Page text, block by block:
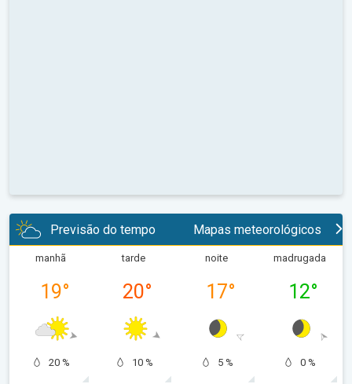
Previsão do tempo Mapas meteorológicos
manhã
19°
20 %
tarde
20°
10 %
noite
17°
5 %
madrugada
12°
0 %